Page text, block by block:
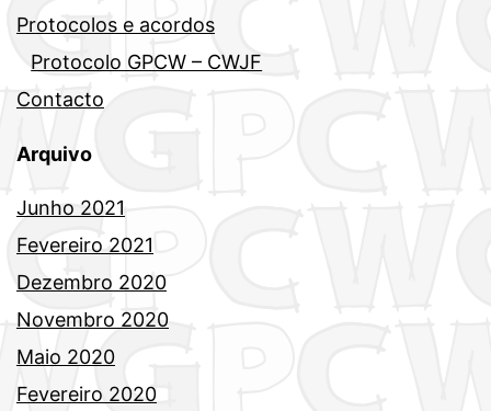
Protocolos e acordos
Protocolo GPCW – CWJF
Contacto
Arquivo
Junho 2021
Fevereiro 2021
Dezembro 2020
Novembro 2020
Maio 2020
Fevereiro 2020